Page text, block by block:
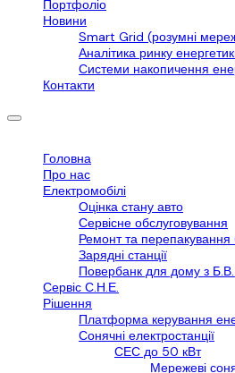
Портфоліо
Новини
Smart Grid (розумні
Аналітика ринку
Системи накопичення
Контакти
Головна
Про нас
Електромобілі
Оцінка стану авто
Сервісне обслуговування
Ремонт та перепакування
Зарядні станції
Повербанк для дому з
Сервіс С.Н.Е.
Рішення
Платформа керування
Сонячні електростанції
СЕС до 50 кВт
Мережеві